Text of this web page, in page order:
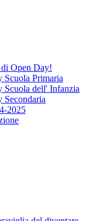
Open Day!
Scuola Primaria
Scuola dell' Infanzia
Secondaria
2025